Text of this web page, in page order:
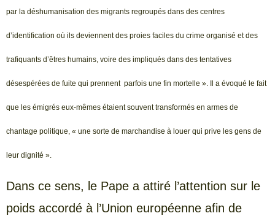
par la déshumanisation des migrants regroupés dans des centres
d’identification où ils deviennent des proies faciles du crime organisé et des
trafiquants d’êtres humains, voire des impliqués dans des tentatives
désespérées de fuite qui prennent parfois une fin mortelle ». Il a évoqué le fait
que les émigrés eux-mêmes étaient souvent transformés en armes de
chantage politique, « une sorte de marchandise à louer qui prive les gens de
leur dignité ».
Dans ce sens, le Pape a attiré l’attention sur le
poids accordé à l’Union européenne afin de